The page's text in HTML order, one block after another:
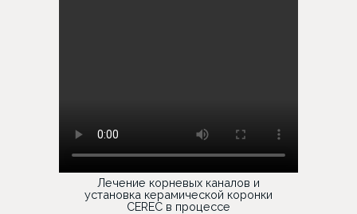
Лечение корневых каналов и
установка керамической коронки
CEREC в процессе